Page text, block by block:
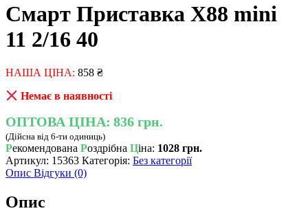
Смарт Приставка X88 mini
11 2/16 40
НАША ЦІНА: 858 ₴
Немає в наявності
ОПТОВА ЦІНА: 836 грн.
(Дійсна від 6-ти одиниць)
Рекомендована Роздрібна Ціна: 1028 грн.
Артикул: 15363 Категорія: Без категорії
Опис Відгуки (0)
Опис